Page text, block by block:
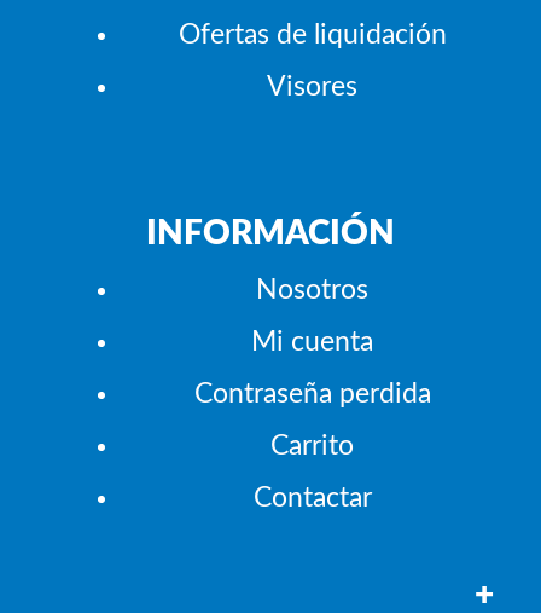
Ofertas de liquidación
Visores
INFORMACIÓN
Nosotros
Mi cuenta
Contraseña perdida
Carrito
Contactar
+